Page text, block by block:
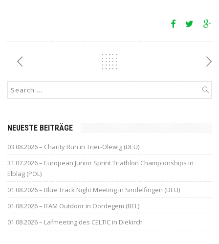
NEUESTE BEITRÄGE
03.08.2026 – Charity Run in Trier-Olewig (DEU)
31.07.2026 – European Junior Sprint Triathlon Championships in
Elblag (POL)
01.08.2026 – Blue Track Night Meeting in Sindelfingen (DEU)
01.08.2026 – IFAM Outdoor in Oordegem (BEL)
01.08.2026 – Lafmeeting des CELTIC in Diekirch